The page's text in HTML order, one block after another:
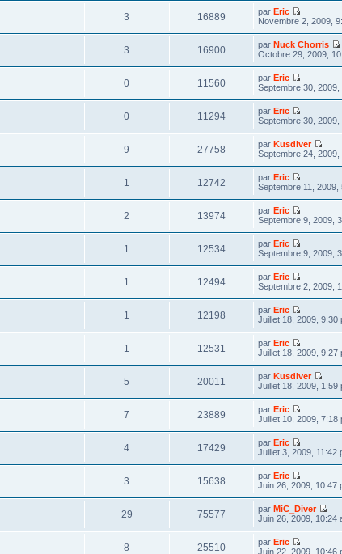
3 16889 parEric
Novembre 2, 2009,
3 16900 parNuck Chorris
Octobre 29, 2009,
0 11560 parEric
Septembre 30, 2009,
0 11294 parEric
Septembre 30, 2009,
9 27758 parKusdiver
Septembre 24, 2009,
1 12742 parEric
Septembre 11, 2009,
2 13974 parEric
Septembre 9, 2009,
1 12534 parEric
Septembre 9, 2009,
1 12494 parEric
Septembre 2, 2009,
1 12198 parEric
Juillet 18, 2009, 9:30
1 12531 parEric
Juillet 18, 2009, 9:27
5 20011 parKusdiver
Juillet 18, 2009, 1:59
7 23889 parEric
Juillet 10, 2009, 7:18
4 17429 parEric
Juillet 3, 2009, 11:42
3 15638 parEric
Juin 26, 2009, 10:47
29 75577 parMiC_Diver
Juin 26, 2009, 10:24
8 25510 parEric
Juin 22, 2009, 10:46